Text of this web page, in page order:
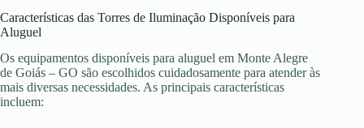
Características das Torres de Iluminação Disponíveis para
Aluguel
Os equipamentos disponíveis para aluguel em Monte Alegre
de Goiás – GO são escolhidos cuidadosamente para atender às
mais diversas necessidades. As principais características
incluem: